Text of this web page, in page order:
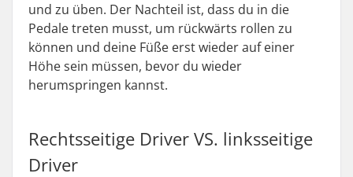
und zu üben. Der Nachteil ist, dass du in die
Pedale treten musst, um rückwärts rollen zu
können und deine Füße erst wieder auf einer
Höhe sein müssen, bevor du wieder
herumspringen kannst.
Rechtsseitige Driver VS. linksseitige
Driver